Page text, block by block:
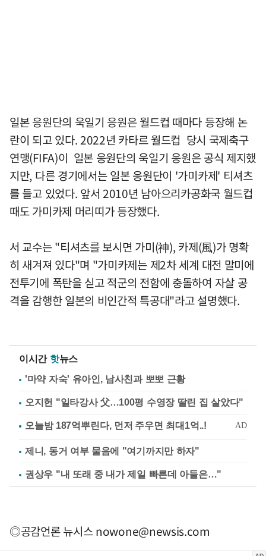
일본 응원단의 욱일기 응원은 월드컵 때마다 등장해 논
란이 되고 있다. 2022년 카타르 월드컵 당시 국제축구
연맹(FIFA)이 일본 응원단의 욱일기 응원은 공식 제지했
지만, 다른 경기에서는 일본 응원단이 '가미카제' 티셔츠
를 들고 있었다. 앞서 2010년 남아으리카공화국 월드컵
때도 가미카제 머리띠가 등장했다.
서 교수는 "티셔츠를 보시면 가미(神), 카제(風)가 명확
히 새겨져 있다"며 "가미카제는 제2차 세계 대전 말미에
전투기에 폭탄을 싣고 적군의 전함에 충돌하여 자살 공
격을 감행한 일본의 비인간적 특공대"라고 설명했다.
이시간 핫뉴스
'마약 자숙' 유아인, 남사친과 뽀뽀 근황
오지헌 "일타강사 父…100평 수영장 딸린 집 살았다"
제니, 동거 여부 물음에 "여기까지만 하자"
권상우 "내 또래 중 내가 제일 빠른데 아들은…"
◎공감언론 뉴시스nowone@newsis.com